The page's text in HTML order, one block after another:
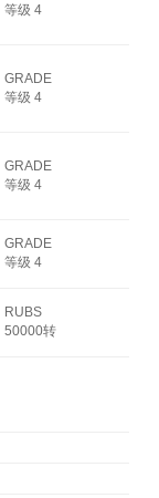
等级 4
GRADE
等级 4
GRADE
等级 4
GRADE
等级 4
RUBS
50000转